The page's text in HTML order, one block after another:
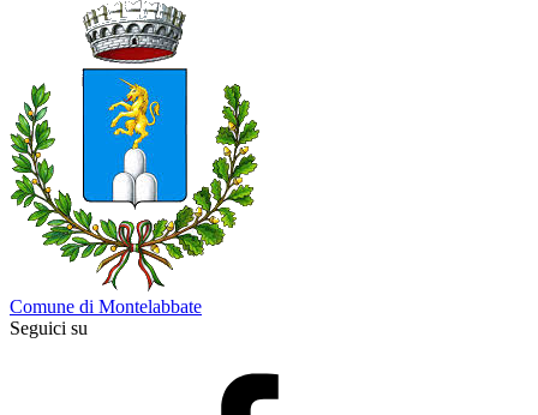
Comune di Montelabbate
Seguici su